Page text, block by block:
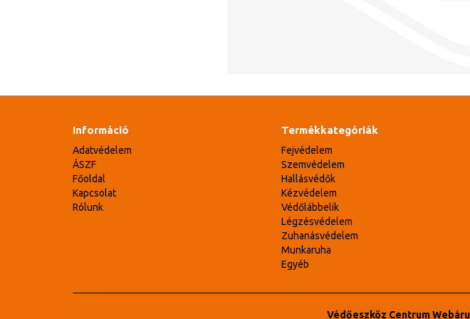
Információ
Adatvédelem
ÁSZF
Főoldal
Kapcsolat
Rólunk
Termékkategóriák
Fejvédelem
Szemvédelem
Hallásvédők
Kézvédelem
Védőlábbelik
Légzésvédelem
Zuhanásvédelem
Munkaruha
Egyéb
Védőeszköz Centrum